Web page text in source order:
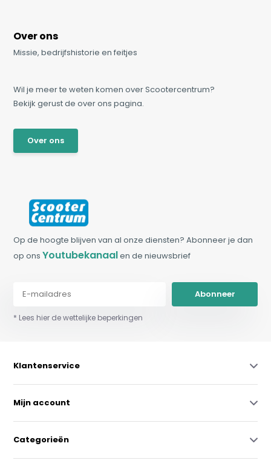
Over ons
Missie, bedrijfshistorie en feitjes
Wil je meer te weten komen over Scootercentrum?
Bekijk gerust de over ons pagina.
Over ons
Op de hoogte blijven van al onze diensten? Abonneer je dan
op onsYoutubekanaalen de nieuwsbrief
Abonneer
* Lees hier de wettelijke beperkingen
Klantenservice
Mijn account
Categorieën